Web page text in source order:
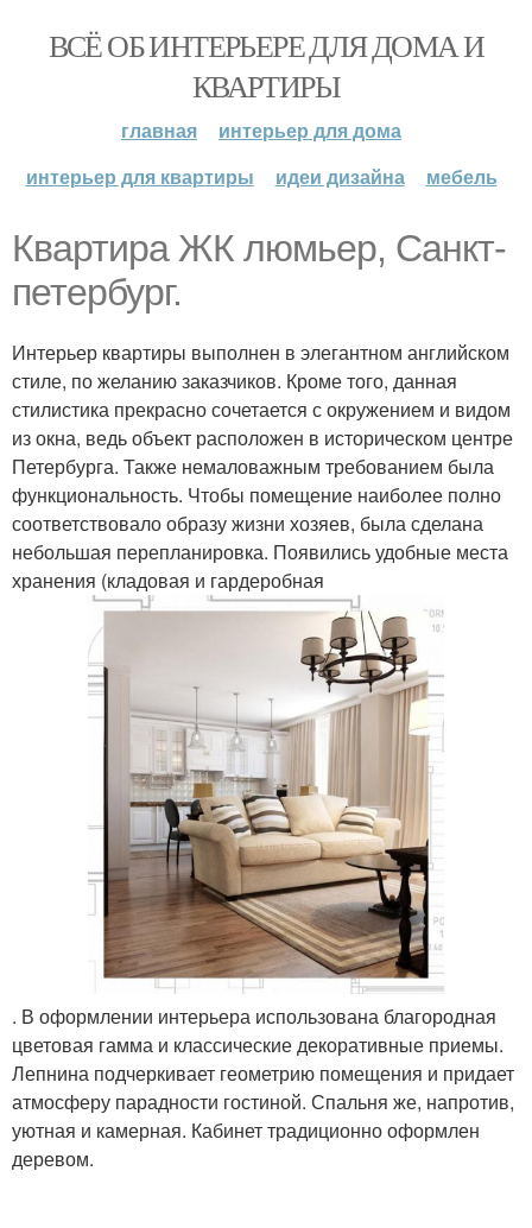
ВСЁ ОБ ИНТЕРЬЕРЕ ДЛЯ ДОМА И
КВАРТИРЫ
главная
интерьер для дома
интерьер для квартиры
идеи дизайна мебель
Квартира ЖК люмьер, Санкт-
петербург.
Интерьер квартиры выполнен в элегантном английском
стиле, по желанию заказчиков. Кроме того, данная
стилистика прекрасно сочетается с окружением и видом
из окна, ведь объект расположен в историческом центре
Петербурга. Также немаловажным требованием была
функциональность. Чтобы помещение наиболее полно
соответствовало образу жизни хозяев, была сделана
небольшая перепланировка. Появились удобные места
хранения (кладовая и гардеробная
. В оформлении интерьера использована благородная
цветовая гамма и классические декоративные приемы.
Лепнина подчеркивает геометрию помещения и придает
атмосферу парадности гостиной. Спальня же, напротив,
уютная и камерная. Кабинет традиционно оформлен
деревом.